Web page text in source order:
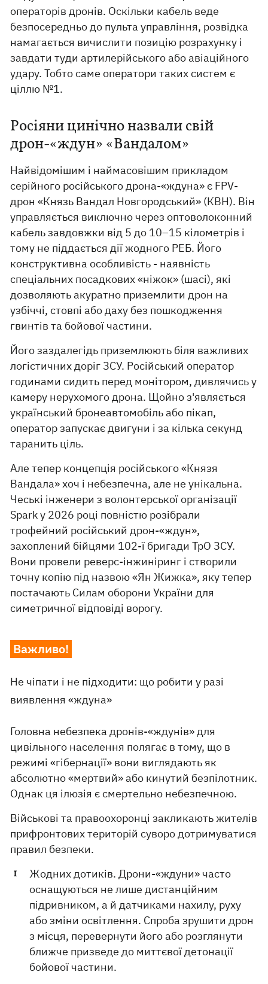
операторів дронів. Оскільки кабель веде
безпосередньо до пульта управління, розвідка
намагається вичислити позицію розрахунку і
завдати туди артилерійського або авіаційного
удару. Тобто саме оператори таких систем є
ціллю №1.
Росіяни цинічно назвали свій
дрон-«ждун» «Вандалом»
Найвідомішим і наймасовішим прикладом
серійного російського дрона-«ждуна» є FPV-
дрон «Князь Вандал Новгородський» (КВН). Він
управляється виключно через оптоволоконний
кабель завдовжки від 5 до 10–15 кілометрів і
тому не піддається дії жодного РЕБ. Його
конструктивна особливість - наявність
спеціальних посадкових «ніжок» (шасі), які
дозволяють акуратно приземлити дрон на
узбіччі, стовпі або даху без пошкодження
гвинтів та бойової частини.
Його заздалегідь приземлюють біля важливих
логістичних доріг ЗСУ. Російський оператор
годинами сидить перед монітором, дивлячись у
камеру нерухомого дрона. Щойно з'являється
український бронеавтомобіль або пікап,
оператор запускає двигуни і за кілька секунд
таранить ціль.
Але тепер концепція російського «Князя
Вандала» хоч і небезпечна, але не унікальна.
Чеські інженери з волонтерської організації
Spark у 2026 році повністю розібрали
трофейний російський дрон-«ждун»,
захоплений бійцями 102-ї бригади ТрО ЗСУ.
Вони провели реверс-інжиніринг і створили
точну копію під назвою «Ян Жижка», яку тепер
постачають Силам оборони України для
симетричної відповіді ворогу.
Важливо!
Не чіпати і не підходити: що робити у разі
виявлення «ждуна»
Головна небезпека дронів-«ждунів» для
цивільного населення полягає в тому, що в
режимі «гібернації» вони виглядають як
абсолютно «мертвий» або кинутий безпілотник.
Однак ця ілюзія є смертельно небезпечною.
Військові та правоохоронці закликають жителів
прифронтових територій суворо дотримуватися
правил безпеки.
Жодних дотиків. Дрони-«ждуни» часто
оснащуються не лише дистанційним
підривником, а й датчиками нахилу, руху
або зміни освітлення. Спроба зрушити дрон
з місця, перевернути його або розглянути
ближче призведе до миттєвої детонації
бойової частини.